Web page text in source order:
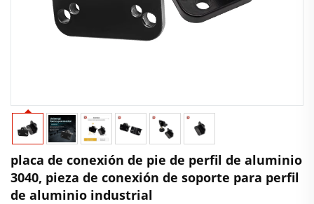
placa de conexión de pie de perfil de aluminio
3040, pieza de conexión de soporte para perfil
de aluminio industrial